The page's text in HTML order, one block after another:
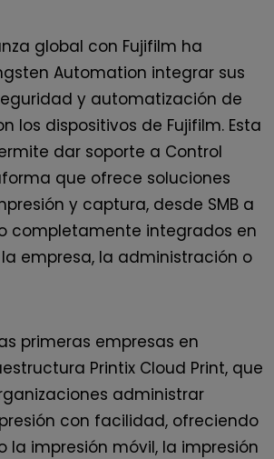
global con Fujifilm ha
Automation integrar sus
y automatización de
los dispositivos de Fujifilm. Esta
dar soporte a Control
que ofrece soluciones
y captura, desde SMB a
completamente integrados en
empresa, la administración o
primeras empresas en
Printix Cloud Print, que
administrar
con facilidad, ofreciendo
la impresión móvil, la impresión